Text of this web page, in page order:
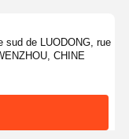
sud de LUODONG, rue
CHINE